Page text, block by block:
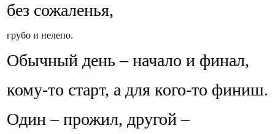
без сожаленья,
грубо и нелепо.
Обычный день – начало и финал,
кому-то старт, а для кого-то финиш.
Один – прожил, другой –